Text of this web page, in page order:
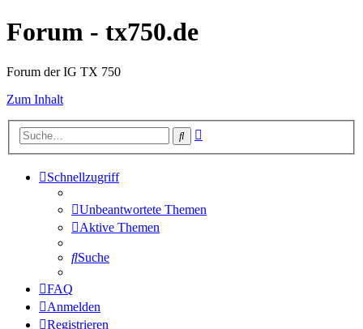
Forum - tx750.de
Forum der IG TX 750
Zum Inhalt
Suche
Schnellzugriff
Unbeantwortete Themen
Aktive Themen
Suche
FAQ
Anmelden
Registrieren